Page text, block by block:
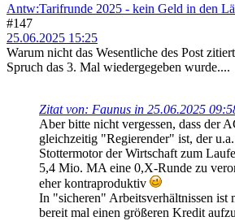
Antw:Tarifrunde 2025 - kein Geld in den
#147
25.06.2025 15:25
Warum nicht das Wesentliche des Post
Spruch das 3. Mal wiedergegeben wurde....
Zitat von: Faunus in 25.06.2025
Aber bitte nicht vergessen, dass der
gleichzeitig "Regierender" ist, der
Stottermotor der Wirtschaft zum
5,4 Mio. MA eine 0,X-Runde zu
eher kontraproduktiv
In "sicheren" Arbeitsverhältnissen ist
bereit mal einen größeren Kredit